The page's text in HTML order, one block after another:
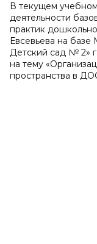
В текущем
деятельности
практик
Евсевьева на
Детский сад № 2»
на тему
пространства в